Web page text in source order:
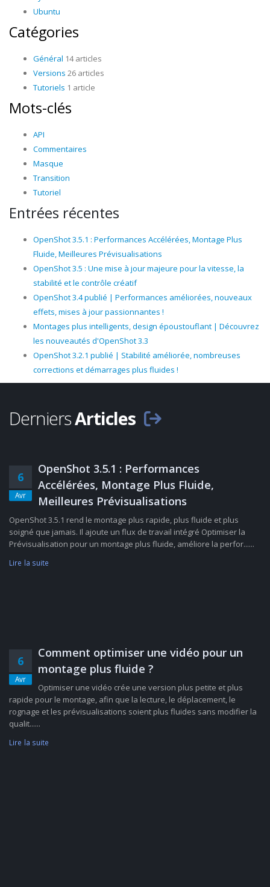
Ubuntu
Catégories
Général 14 articles
Versions 26 articles
Tutoriels 1 article
Mots-clés
API
Commentaires
Masque
Transition
Tutoriel
Entrées récentes
OpenShot 3.5.1 : Performances Accélérées, Montage Plus
Fluide, Meilleures Prévisualisations
OpenShot 3.5 : Une mise à jour majeure pour la vitesse, la
stabilité et le contrôle créatif
OpenShot 3.4 publié | Performances améliorées, nouveaux
effets, mises à jour passionnantes !
Montages plus intelligents, design époustouflant | Découvrez
les nouveautés d'OpenShot 3.3
OpenShot 3.2.1 publié | Stabilité améliorée, nombreuses
corrections et démarrages plus fluides !
DerniersArticles
6
Avr
OpenShot 3.5.1 : Performances
Accélérées, Montage Plus Fluide,
Meilleures Prévisualisations
OpenShot 3.5.1 rend le montage plus rapide, plus fluide et plus
soigné que jamais. Il ajoute un flux de travail intégré Optimiser la
Prévisualisation pour un montage plus fluide, améliore la perfor......
Lire la suite
6
Avr
Comment optimiser une vidéo pour un
montage plus fluide ?
Optimiser une vidéo crée une version plus petite et plus
rapide pour le montage, afin que la lecture, le déplacement, le
rognage et les prévisualisations soient plus fluides sans modifier la
qualit......
Lire la suite